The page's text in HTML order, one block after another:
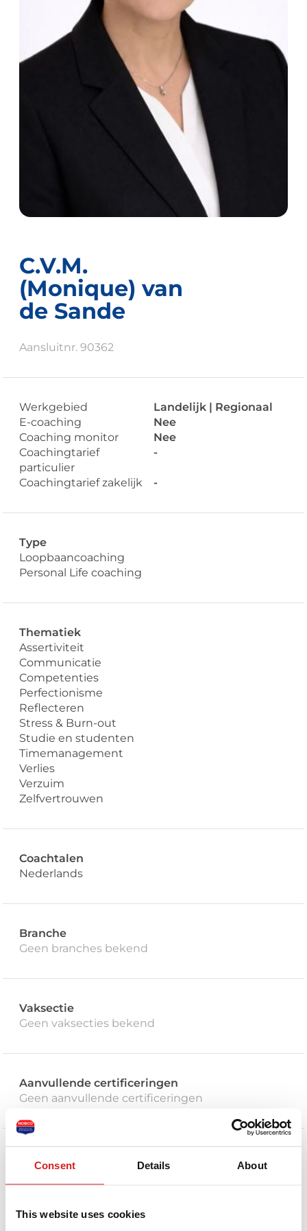
Consent Details About
This website uses cookies
C.V.M.
(Monique) van
de Sande
Aansluitnr. 90362
Werkgebied
Landelijk | Regionaal
E-coaching
Nee
Coaching monitor
Nee
Coachingtarief
particulier
-
Coachingtarief zakelijk -
Type
Loopbaancoaching
Personal Life coaching
Thematiek
Assertiviteit
Communicatie
Competenties
Perfectionisme
Reflecteren
Stress & Burn-out
Studie en studenten
Timemanagement
Verlies
Verzuim
Zelfvertrouwen
Coachtalen
Nederlands
Branche
Geen branches bekend
Vaksectie
Geen vaksecties bekend
Aanvullende certificeringen
Geen aanvullende certificeringen
Stuur een bericht naar deze coach
Je naam *